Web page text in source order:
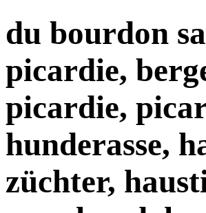
du bourdon
picardie,
picardie,
hunderasse,
züchter,